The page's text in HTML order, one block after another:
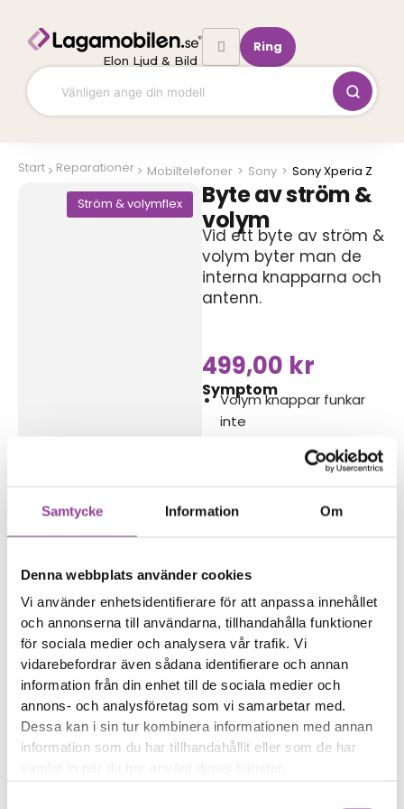
Samtycke Information Om
Denna webbplats använder cookies
Vi använder enhetsidentifierare för att anpassa innehållet
och annonserna till användarna, tillhandahålla funktioner
för sociala medier och analysera vår trafik. Vi
vidarebefordrar även sådana identifierare och annan
information från din enhet till de sociala medier och
annons- och analysföretag som vi samarbetar med.
Dessa kan i sin tur kombinera informationen med annan
information som du har tillhandahållit eller som de har
samlat in när du har använt deras tjänster.
innehåll
Elon Ljud & Bild
Ring
Start Reparationer Mobiltelefoner > Sony > Sony Xperia Z
Ström & volymflex
Byte av ström &
volym
Vid ett byte av ström &
volym byter man de
interna knapparna och
antenn.
499,00 kr
Symptom
Volym knappar funkar
inte
inte
minuter
Fler reparationer för samma
modell
Felsökning 299,00